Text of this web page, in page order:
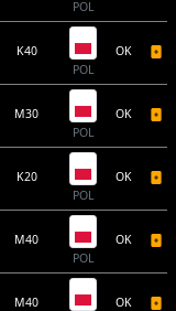
POL
K40
POL
OK
M30
POL
OK
K20
POL
OK
M40
POL
OK
M40
OK